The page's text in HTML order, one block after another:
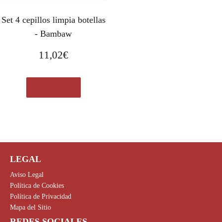
Set 4 cepillos limpia botellas
- Bambaw
11,02€
LEGAL
Aviso Legal
Política de Cookies
Política de Privacidad
Mapa del Sitio